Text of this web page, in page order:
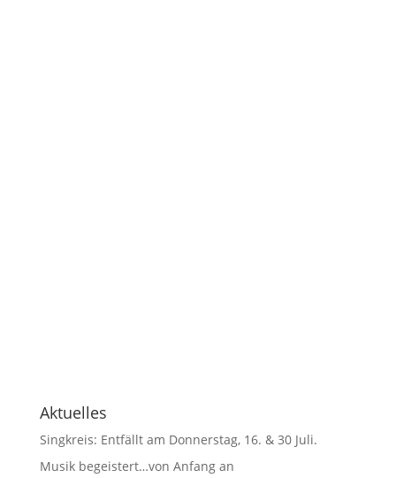
Aktuelles
Singkreis: Entfällt am Donnerstag, 16. & 30 Juli.
Musik begeistert…von Anfang an